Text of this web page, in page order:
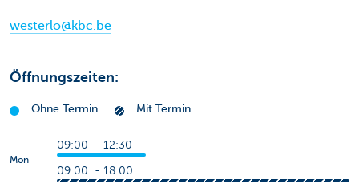
westerlo@kbc.be
Öffnungszeiten:
Ohne Termin Mit Termin
Mon
09:00 - 12:30
09:00 - 18:00